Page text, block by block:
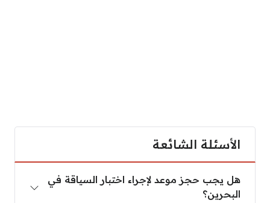
الأسئلة الشائعة
هل يجب حجز موعد لإجراء اختبار السياقة في
البحرين؟